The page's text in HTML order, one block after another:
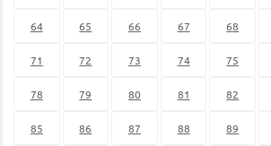
64 65 66 67 68
71 72 73 74 75
78 79 80 81 82
85 86 87 88 89